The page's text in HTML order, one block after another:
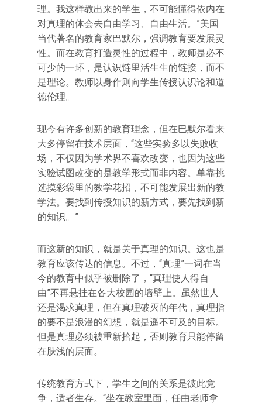
理。我这样教出来的学生，不可能懂得依内在
对真理的体会去自由学习、自由生活。”美国
当代著名的教育家巴默尔，强调教育要发展灵
性。而在教育打造灵性的过程中，教师是必不
可少的一环，是认识链里活生生的链接，而不
是理论。教师以身作则向学生传授认识论和道
德伦理。
现今有许多创新的教育理念，但在巴默尔看来
大多停留在技术层面，“这些实验多以失败收
场，不仅因为学术界不喜欢改变，也因为这些
实验试图改变的是教学形式而非内容。单靠挑
选摸彩袋里的教学花招，不可能发展出新的教
学法。要找到传授知识的新方式，要先找到新
的知识。”
而这新的知识，就是关于真理的知识。这也是
教育应该传达的信息。不过，“真理”一词在当
今的教育中似乎被删除了，“真理使人得自
由”不再悬挂在各大校园的墙壁上。虽然世人
还是渴求真理，但在真理破灭的年代，真理指
的要不是浪漫的幻想，就是遥不可及的目标。
但是真理必须被重新拾起，否则教育只能停留
在肤浅的层面。
传统教育方式下，学生之间的关系是彼此竞
争，适者生存。“坐在教室里面，任由老师拿